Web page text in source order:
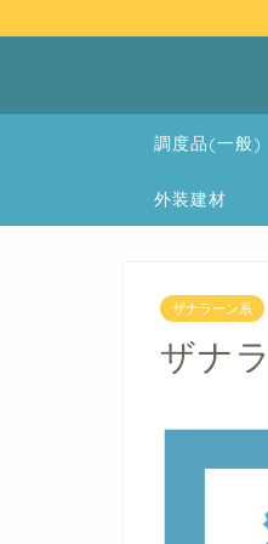
調度品(一般)
外装建材
ザナラーン系
ザナ